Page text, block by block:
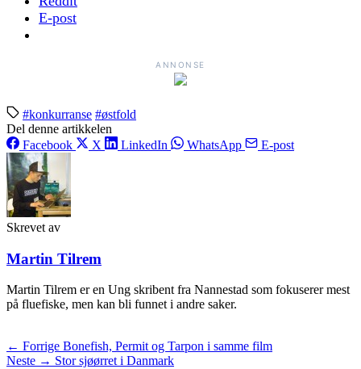
E-post
ANNONSE
#konkurranse #østfold
Del denne artikkelen
Facebook
X LinkedIn WhatsApp E-post
Skrevet av
Martin Tilrem
Martin Tilrem er en Ung skribent fra Nannestad som fokuserer mest
på fluefiske, men kan bli funnet i andre saker.
← Forrige Bonefish, Permit og Tarpon i samme film
Neste → Stor sjøørret i Danmark